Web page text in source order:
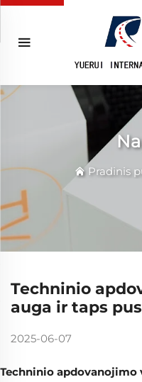
Pradinis
Techninio
auga ir taps
2025-06-07
Techninio apdovanojimo